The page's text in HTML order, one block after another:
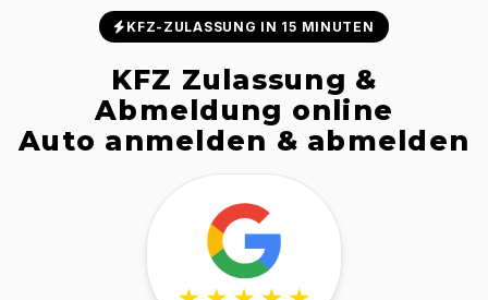
KFZ-ZULASSUNG IN 15 MINUTEN
KFZ Zulassung &
Abmeldung online
Auto anmelden & abmelden